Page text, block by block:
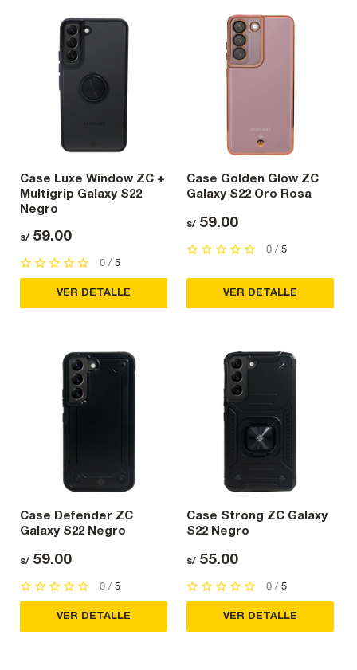
Case Luxe Window ZC +
Multigrip Galaxy S22
Negro
s/ 59.00
0 / 5
VER DETALLE
Case Golden Glow ZC
Galaxy S22 Oro Rosa
s/ 59.00
0 / 5
VER DETALLE
Case Defender ZC
Galaxy S22 Negro
s/ 59.00
0 / 5
VER DETALLE
Case Strong ZC Galaxy
S22 Negro
s/ 55.00
0 / 5
VER DETALLE